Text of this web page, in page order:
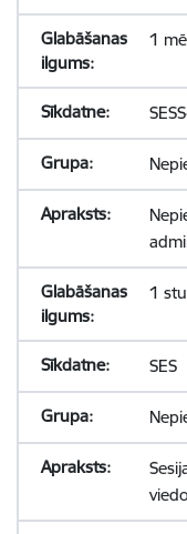
1
1
SES